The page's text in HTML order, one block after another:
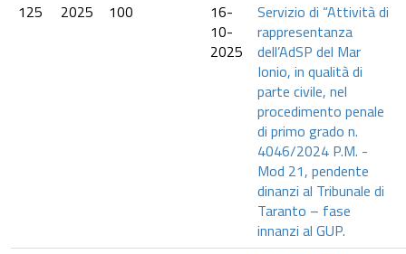
125
2025 100
16-
10-
2025
Servizio di “Attività di
rappresentanza
dell’AdSP del Mar
Ionio, in qualità di
parte civile, nel
procedimento penale
di primo grado n.
4046/2024 P.M. -
Mod 21, pendente
dinanzi al Tribunale di
Taranto – fase
innanzi al GUP.